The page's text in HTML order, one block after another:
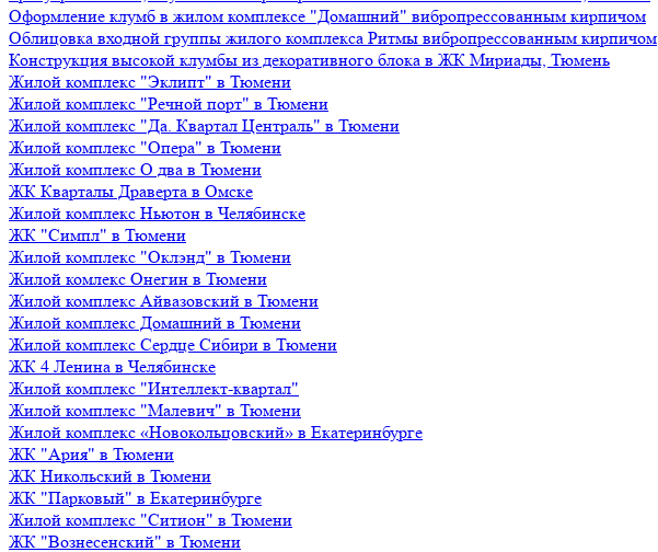
Оформление клумб в жилом комплексе "Домашний" вибропрессованным кирпичом
Облицовка входной группы жилого комплекса Ритмы вибропрессованным кирпичом
Конструкция высокой клумбы из декоративного блока в ЖК Мириады, Тюмень
Жилой комплекс "Эклипт" в Тюмени
Жилой комплекс "Речной порт" в Тюмени
Жилой комплекс "Да. Квартал Централь" в Тюмени
Жилой комплекс "Опера" в Тюмени
Жилой комплекс О два в Тюмени
ЖК Кварталы Драверта в Омске
Жилой комплекс Ньютон в Челябинске
ЖК "Симпл" в Тюмени
Жилой комплекс "Оклэнд" в Тюмени
Жилой комлекс Онегин в Тюмени
Жилой комплекс Айвазовский в Тюмени
Жилой комплекс Домашний в Тюмени
Жилой комплекс Сердце Сибири в Тюмени
ЖК 4 Ленина в Челябинске
Жилой комплекс "Интеллект-квартал"
Жилой комплекс "Малевич" в Тюмени
Жилой комплекс «Новокольцовский» в Екатеринбурге
ЖК "Ария" в Тюмени
ЖК Никольский в Тюмени
ЖК "Парковый" в Екатеринбурге
Жилой комплекс "Ситион" в Тюмени
ЖК "Вознесенский" в Тюмени